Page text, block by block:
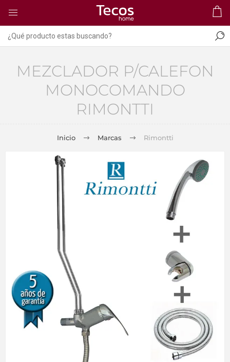
MEZCLADOR P/CALEFON
MONOCOMANDO
RIMONTTI
Inicio Marcas Rimontti